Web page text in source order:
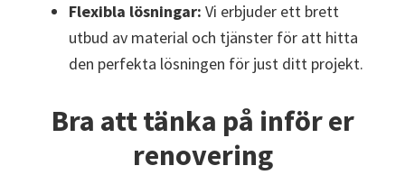
Flexibla lösningar: Vi erbjuder ett brett
utbud av material och tjänster för att hitta
den perfekta lösningen för just ditt projekt.
Bra att tänka på inför er
renovering